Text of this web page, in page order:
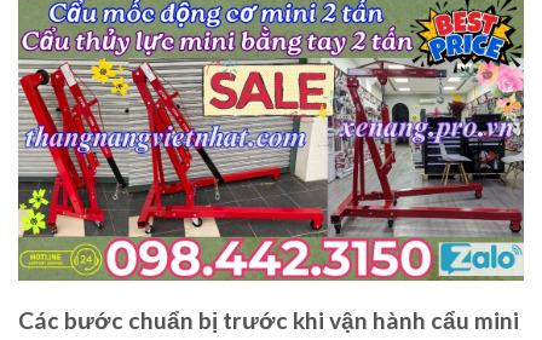
Các bước chuẩn bị trước khi vận hành cẩu mini